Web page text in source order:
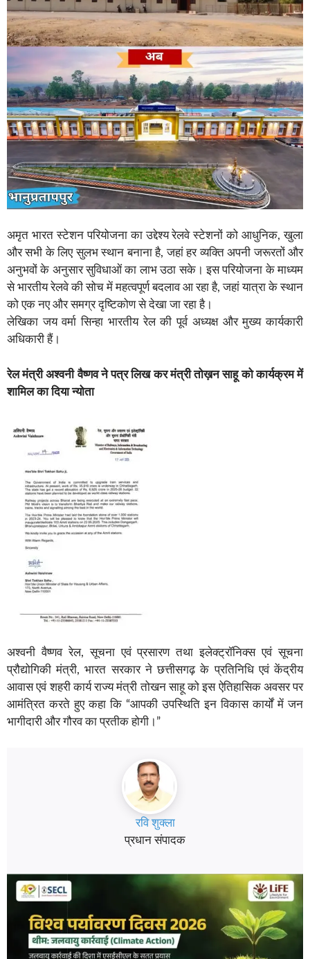
अमृत भारत स्टेशन परियोजना का उद्देश्य रेलवे स्टेशनों को आधुनिक, खुला
और सभी के लिए सुलभ स्थान बनाना है, जहां हर व्यक्ति अपनी जरूरतों और
अनुभवों के अनुसार सुविधाओं का लाभ उठा सके। इस परियोजना के माध्यम
से भारतीय रेलवे की सोच में महत्वपूर्ण बदलाव आ रहा है, जहां यात्रा के स्थान
को एक नए और समग्र दृष्टिकोण से देखा जा रहा है।
लेखिका जय वर्मा सिन्हा भारतीय रेल की पूर्व अध्यक्ष और मुख्य कार्यकारी
अधिकारी हैं।
रेल मंत्री अश्वनी वैष्णव ने पत्र लिख कर मंत्री तोख़न साहू को कार्यक्रम में
शामिल का दिया न्योता
अश्वनी वैष्णव रेल, सूचना एवं प्रसारण तथा इलेक्ट्रॉनिक्स एवं सूचना
प्रौद्योगिकी मंत्री, भारत सरकार ने छत्तीसगढ़ के प्रतिनिधि एवं केंद्रीय
आवास एवं शहरी कार्य राज्य मंत्री तोखन साहू को इस ऐतिहासिक अवसर पर
आमंत्रित करते हुए कहा कि “आपकी उपस्थिति इन विकास कार्यों में जन
भागीदारी और गौरव का प्रतीक होगी।”
रवि शुक्ला
प्रधान संपादक